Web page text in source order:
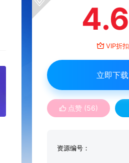
4.6
VIP折扣
立即下载
点赞 (56)
资源编号：